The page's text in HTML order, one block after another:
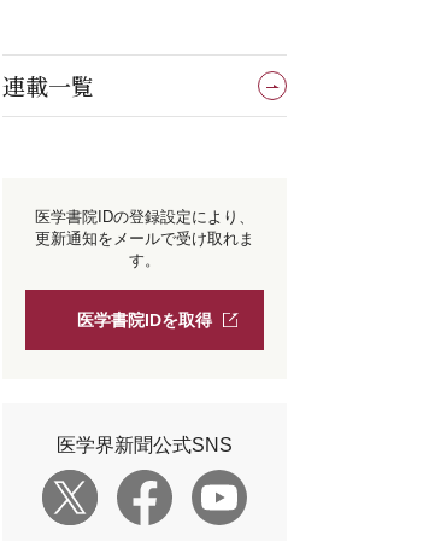
連載一覧
医学書院IDの登録設定により、
更新通知をメールで受け取れま
す。
医学書院IDを取得
医学界新聞公式SNS